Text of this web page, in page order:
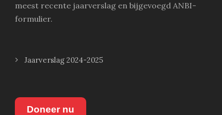
meest recente jaarverslag en bijgevoegd ANBI-
formulier.
Jaarverslag 2024-2025
Doneer nu